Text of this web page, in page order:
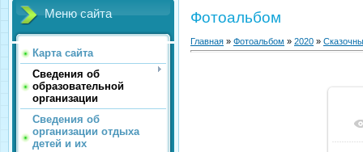
Меню сайта
Карта сайта
Сведения об
образовательной
организации
Сведения об
организации отдыха
детей и их
Фотоальбом
Главная » Фотоальбом » 2020 »